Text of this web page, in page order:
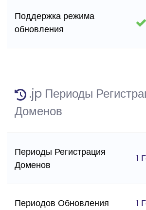
Поддержка режима
обновления
.jp Периоды
Доменов
Периоды Регистрация
Доменов
1
Периодов Обновления 1